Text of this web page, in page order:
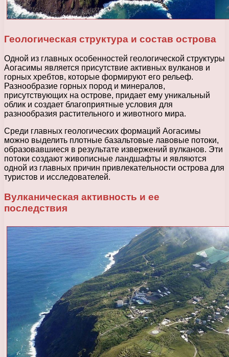
Геологическая структура и состав острова
Одной из главных особенностей геологической структуры
Аогасимы является присутствие активных вулканов и
горных хребтов, которые формируют его рельеф.
Разнообразие горных пород и минералов,
присутствующих на острове, придает ему уникальный
облик и создает благоприятные условия для
разнообразия растительного и животного мира.
Среди главных геологических формаций Аогасимы
можно выделить плотные базальтовые лавовые потоки,
образовавшиеся в результате извержений вулканов. Эти
потоки создают живописные ландшафты и являются
одной из главных причин привлекательности острова для
туристов и исследователей.
Вулканическая активность и ее
последствия